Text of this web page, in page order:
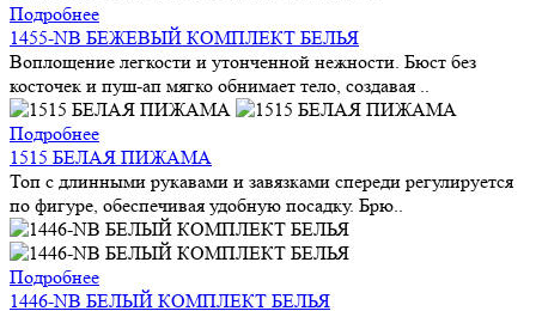
Подробнее
1455-NB БЕЖЕВЫЙ КОМПЛЕКТ БЕЛЬЯ
Воплощение легкости и утонченной нежности. Бюст без
косточек и пуш-ап мягко обнимает тело, создавая ..
Подробнее
1515 БЕЛАЯ ПИЖАМА
Топ с длинными рукавами и завязками спереди регулируется
по фигуре, обеспечивая удобную посадку. Брю..
Подробнее
1446-NB БЕЛЫЙ КОМПЛЕКТ БЕЛЬЯ